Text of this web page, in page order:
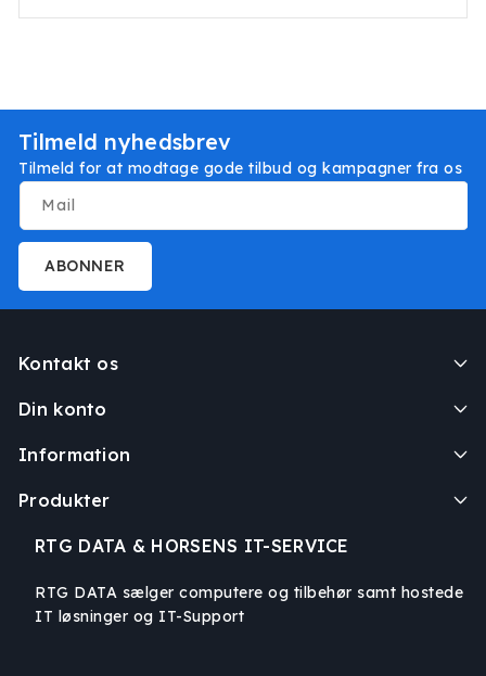
Tilmeld nyhedsbrev
Tilmeld for at modtage gode tilbud og kampagner fra os
Mail
ABONNER
Kontakt os
Din konto
Information
Produkter
RTG DATA & HORSENS IT-SERVICE
RTG DATA sælger computere og tilbehør samt hostede
IT løsninger og IT-Support